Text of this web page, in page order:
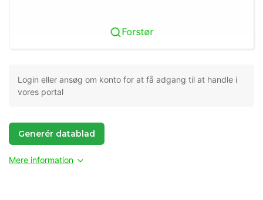
Forstør
Login eller ansøg om konto for at få adgang til at handle i
vores portal
Generér datablad
Mere information